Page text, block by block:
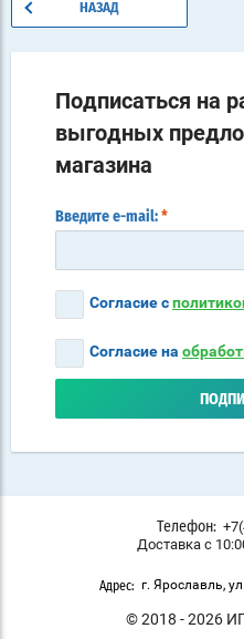
НАЗАД
Подписаться на
выгодных
магазина
Введите e-mail: *
Согласие с
Согласие на
Телефон:
Доставка с
Адрес: г. Ярославль,
© 2018 - 2026